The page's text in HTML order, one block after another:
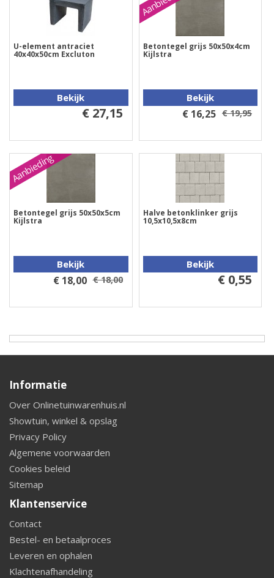
U-element antraciet
40x40x50cm Excluton
Bekijk
€ 27,15
Betontegel grijs 50x50x4cm
Kijlstra
Bekijk
€ 16,25 € 19,95
Aanbieding
Betontegel grijs 50x50x5cm
Kijlstra
Bekijk
€ 18,00 € 18,00
Halve betonklinker grijs
10,5x10,5x8cm
Bekijk
€ 0,55
Informatie
Over Onlinetuinwarenhuis.nl
Showtuin, winkel & opslag
Privacy Policy
Algemene voorwaarden
Cookies beleid
Sitemap
Klantenservice
Contact
Bestel- en betaalproces
Leveren en ophalen
Klachtenafhandeling